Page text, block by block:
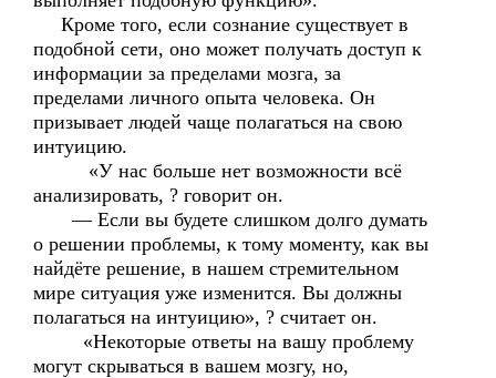
Кроме того, если сознание существует в
подобной сети, оно может получать доступ к
информации за пределами мозга, за
пределами личного опыта человека. Он
призывает людей чаще полагаться на свою
интуицию.
«У нас больше нет возможности всё
анализировать, ? говорит он.
— Если вы будете слишком долго думать
о решении проблемы, к тому моменту, как вы
найдёте решение, в нашем стремительном
мире ситуация уже изменится. Вы должны
полагаться на интуицию», ? считает он.
«Некоторые ответы на вашу проблему
могут скрываться в вашем мозгу, но,